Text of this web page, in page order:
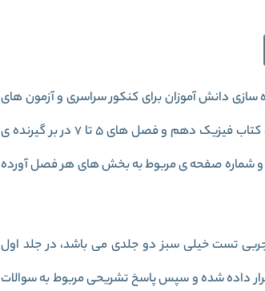
دانش آموزان برای کنکور سراسری و آزمون های
آزمایشی می باشد. این کتاب هفت فصل دارد که فصل های 1 تا 4 مربوط به کتاب فیزیک دهم و فصل های 5 تا 7 در بر گیرنده ی
شماره صفحه ی مربوط به بخش های هر فصل آورده
تست خیلی سبز دو جلدی می باشد، در جلد اول
داده شده و سپس پاسخ تشریحی مربوط به سوالات